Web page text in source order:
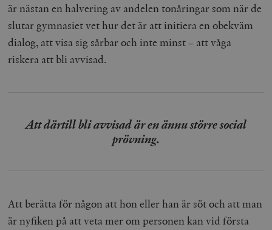
är nästan en halvering av andelen tonåringar som när de
slutar gymnasiet vet hur det är att initiera en obekväm
dialog, att visa sig sårbar och inte minst – att våga
riskera att bli avvisad.
Att därtill bli avvisad är en ännu större social
prövning.
Att berätta för någon att hon eller han är söt och att man
är nyfiken på att veta mer om personen kan vid första